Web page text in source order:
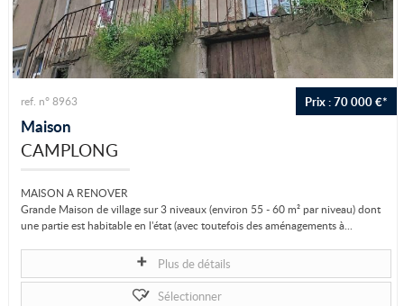
Prix : 70 000 €*
ref. n° 8963
Maison
CAMPLONG
MAISON A RENOVER
Grande Maison de village sur 3 niveaux (environ 55 - 60 m² par niveau) dont
une partie est habitable en l'état (avec toutefois des aménagements à...
Plus de détails
Sélectionner